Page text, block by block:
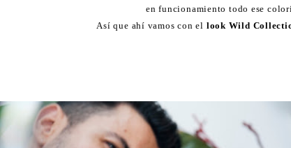
en funcionamiento todo ese
Así que ahí vamos con el look Wild